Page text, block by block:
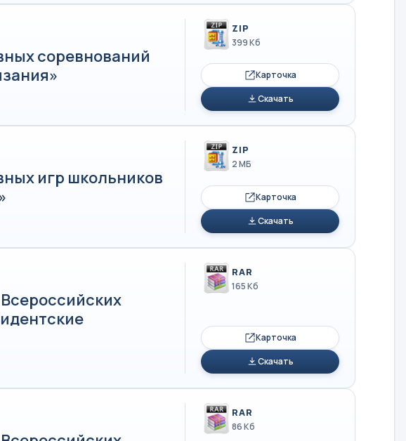
соревнований
ZIP
399 Кб
Карточка
Скачать
игр школьников
ZIP
2 МБ
Карточка
Скачать
RAR
165 Кб
Карточка
Скачать
RAR
86 Кб